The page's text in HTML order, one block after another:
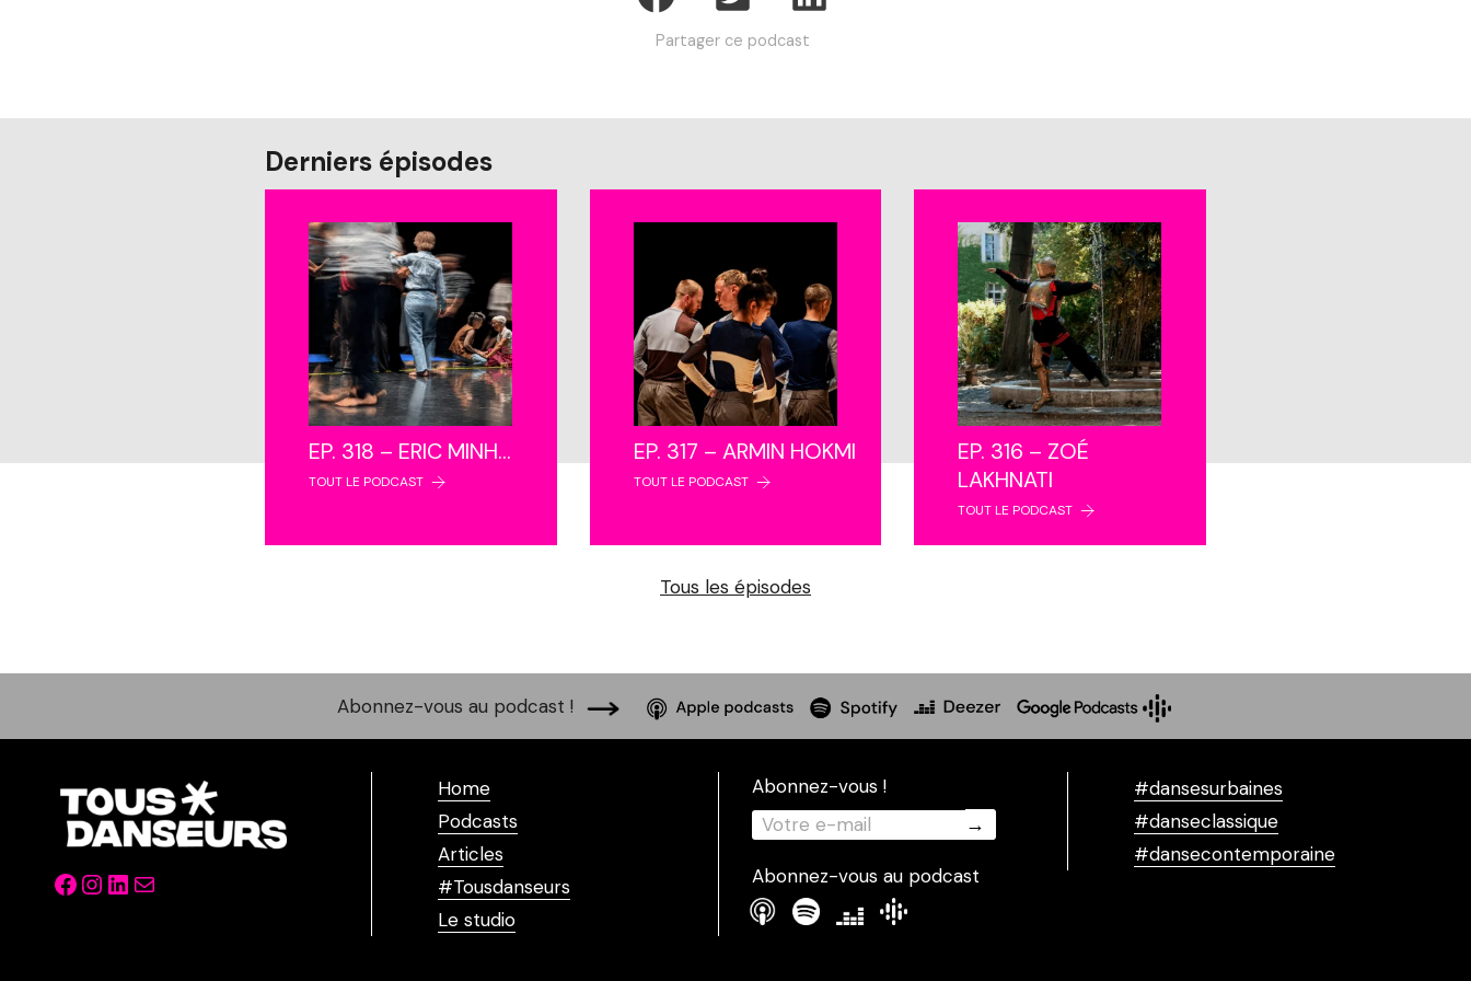
Partager ce podcast
Derniers épisodes
EP. 318 – ERIC MINH…
TOUT LE PODCAST
EP. 317 – ARMIN HOKMI
TOUT LE PODCAST
EP. 316 – ZOÉ
LAKHNATI
TOUT LE PODCAST
Tous les épisodes
Abonnez-vous au podcast !
Facebook
Instagram
LinkedIn
Mail
Home
Podcasts
Articles
#Tousdanseurs
Le studio
Abonnez-vous !
Abonnez-vous au podcast
#dansesurbaines
#danseclassique
#dansecontemporaine